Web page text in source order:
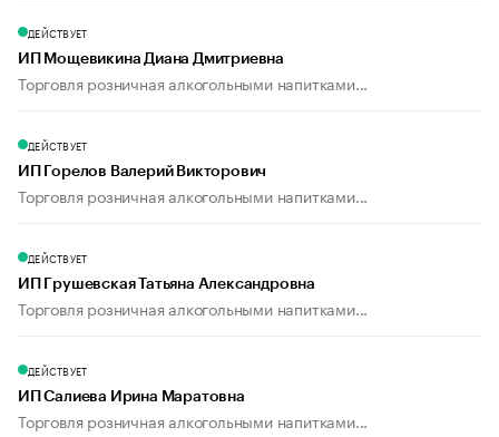
ДЕЙСТВУЕТ
ИП Мощевикина Диана Дмитриевна
Торговля розничная алкогольными напитками...
ДЕЙСТВУЕТ
ИП Горелов Валерий Викторович
Торговля розничная алкогольными напитками...
ДЕЙСТВУЕТ
ИП Грушевская Татьяна Александровна
Торговля розничная алкогольными напитками...
ДЕЙСТВУЕТ
ИП Салиева Ирина Маратовна
Торговля розничная алкогольными напитками...